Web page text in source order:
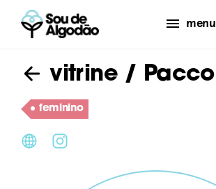
menu
vitrine/ Pacco
feminino